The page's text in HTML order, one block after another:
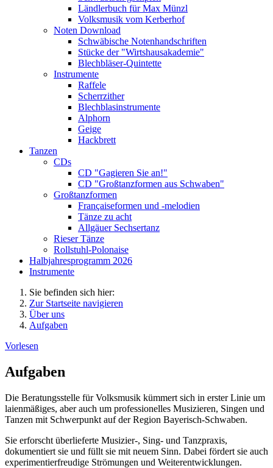
Ländlerbuch für Max Münzl
Volksmusik vom Kerberhof
Noten Download
Schwäbische Notenhandschriften
Stücke der "Wirtshausakademie"
Blechbläser-Quintette
Instrumente
Raffele
Scherrzither
Blechblasinstrumente
Alphorn
Geige
Hackbrett
Tanzen
CDs
CD "Gagieren Sie an!"
CD "Großtanzformen aus Schwaben"
Großtanzformen
Françaiseformen und -melodien
Tänze zu acht
Allgäuer Sechsertanz
Rieser Tänze
Rollstuhl-Polonaise
Halbjahresprogramm 2026
Instrumente
Sie befinden sich hier:
Zur Startseite navigieren
Über uns
Aufgaben
Vorlesen
Aufgaben
Die Beratungsstelle für Volksmusik kümmert sich in erster Linie um
laienmäßiges, aber auch um professionelles Musizieren, Singen und
Tanzen mit Schwerpunkt auf der Region Bayerisch-Schwaben.
Sie erforscht überlieferte Musizier-, Sing- und Tanzpraxis,
dokumentiert sie und füllt sie mit neuem Sinn. Dabei fördert sie auch
experimentierfreudige Strömungen und Weiterentwicklungen.